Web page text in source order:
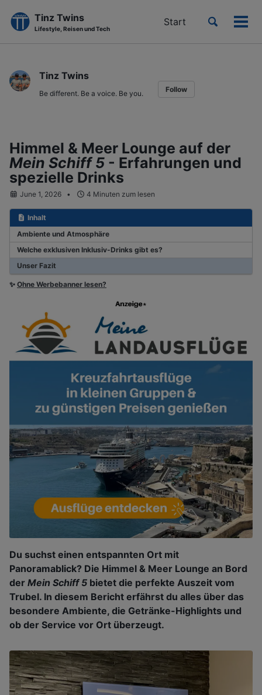
primary
navigation
content
footer
Tinz Twins
Lifestyle, Reisen und Tech
Start
Toggle
Tinz Twins
Be different. Be a voice. Be you. Follow
Himmel & Meer Lounge auf der
Mein Schiff 5 - Erfahrungen und
spezielle Drinks
June 1, 2026 4 Minuten zum lesen
Inhalt
Ambiente und Atmosphäre
Welche exklusiven Inklusiv-Drinks gibt es?
Unser Fazit
✨ Ohne Werbebanner lesen?
Du suchst einen entspannten Ort mit
Panoramablick? Die Himmel & Meer Lounge an Bord
der Mein Schiff 5 bietet die perfekte Auszeit vom
Trubel. In diesem Bericht erfährst du alles über das
besondere Ambiente, die Getränke-Highlights und
ob der Service vor Ort überzeugt.